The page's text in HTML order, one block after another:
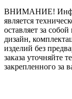
ВНИМАНИЕ!
является
оставляет за
дизайн,
изделий без
заказа уточняйте
закрепленного за